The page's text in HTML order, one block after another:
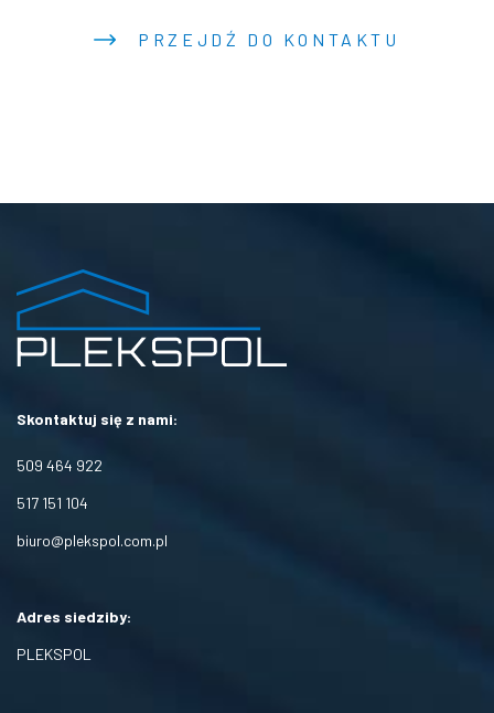
PRZEJDŹ DO KONTAKTU
Skontaktuj się z nami:
509 464 922
517 151 104
biuro@plekspol.com.pl
Adres siedziby:
PLEKSPOL